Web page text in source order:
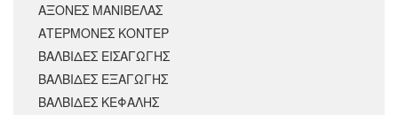
ΑΞΟΝΕΣ ΜΑΝΙΒΕΛΑΣ
ΑΤΕΡΜΟΝΕΣ ΚΟΝΤΕΡ
ΒΑΛΒΙΔΕΣ ΕΙΣΑΓΩΓΗΣ
ΒΑΛΒΙΔΕΣ ΕΞΑΓΩΓΗΣ
ΒΑΛΒΙΔΕΣ ΚΕΦΑΛΗΣ